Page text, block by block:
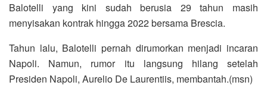
Balotelli yang kini sudah berusia 29 tahun masih
menyisakan kontrak hingga 2022 bersama Brescia.
Tahun lalu, Balotelli pernah dirumorkan menjadi incaran
Napoli. Namun, rumor itu langsung hilang setelah
Presiden Napoli, Aurelio De Laurentiis, membantah.(msn)